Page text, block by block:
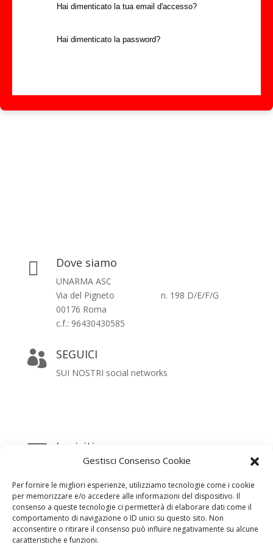
Gestisci Consenso Cookie
Per fornire le migliori esperienze, utilizziamo tecnologie come i cookie
per memorizzare e/o accedere alle informazioni del dispositivo. Il
consenso a queste tecnologie ci permetterà di elaborare dati come il
comportamento di navigazione o ID unici su questo sito. Non
acconsentire o ritirare il consenso può influire negativamente su alcune
caratteristiche e funzioni.
Hai dimenticato la tua email d'accesso?
Hai dimenticato la password?
 Dove siamo
UNARMA ASC
Via del Pigneto n. 198 D/E/F/G
00176 Roma
c.f.: 96430430585
 SEGUICI
SUI NOSTRI social networks
 Iscriviti
alla Newsletter